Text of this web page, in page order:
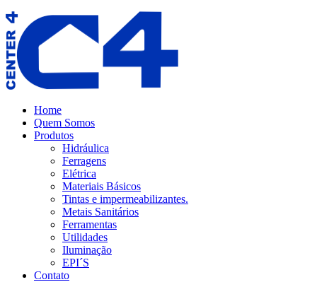
Home
Quem Somos
Produtos
Hidráulica
Ferragens
Elétrica
Materiais Básicos
Tintas e impermeabilizantes.
Metais Sanitários
Ferramentas
Utilidades
Iluminação
EPI´S
Contato